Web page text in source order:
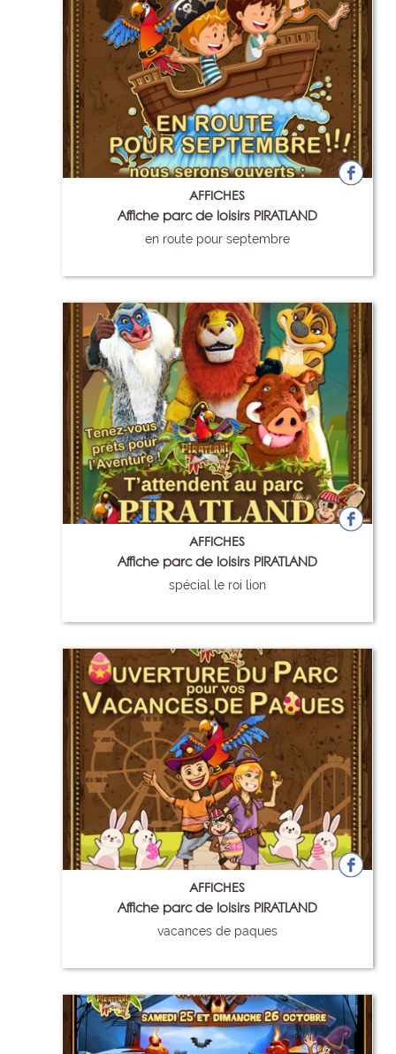
AFFICHES
Affiche parc de loisirs PIRATLAND
en route pour septembre
AFFICHES
Affiche parc de loisirs PIRATLAND
spécial le roi lion
AFFICHES
Affiche parc de loisirs PIRATLAND
vacances de paques